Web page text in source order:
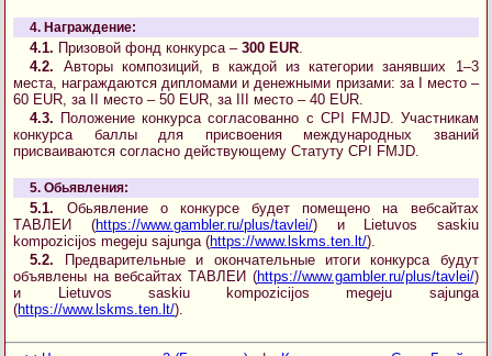
4. Награждение:
4.1. Призовой фонд конкурса –300 EUR.
4.2. Авторы композиций, в каждой из категории занявших 1–3
места, награждаются дипломами и денежными призами: за I место –
60 EUR, за II место – 50 EUR, за III место – 40 EUR.
4.3. Положение конкурса согласованно с CPI FMJD. Участникам
конкурса баллы для присвоения международных званий
присваиваются согласно действующему Статуту CPI FMJD.
5. Обьявления:
5.1. Обьявление о конкурсе будет помещено на вебсайтах
ТАВЛЕИ (https://www.gambler.ru/plus/tavlei/) и Lietuvos saskiu
kompozicijos megeju sajunga (https://www.lskms.ten.lt/).
5.2. Предварительные и окончательные итоги конкурса будут
объявлены на вебсайтах ТАВЛЕИ (https://www.gambler.ru/plus/tavlei/)
и Lietuvos saskiu kompozicijos megeju sajunga
(https://www.lskms.ten.lt/).